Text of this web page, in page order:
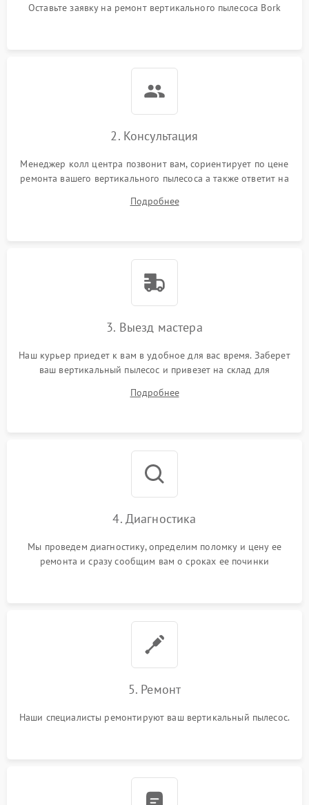
Оставьте заявку на ремонт вертикального пылесоса Bork
2. Консультация
Менеджер колл центра позвонит вам, сориентирует по цене
ремонта вашего вертикального пылесоса а также ответит на
Подробнее
3. Выезд мастера
Наш курьер приедет к вам в удобное для вас время. Заберет
ваш вертикальный пылесос и привезет на склад для
Подробнее
4. Диагностика
Мы проведем диагностику, определим поломку и цену ее
ремонта и сразу сообщим вам о сроках ее починки
5. Ремонт
Наши специалисты ремонтируют ваш вертикальный пылесос.